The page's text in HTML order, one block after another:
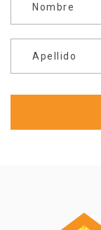
Nombre
Apellido